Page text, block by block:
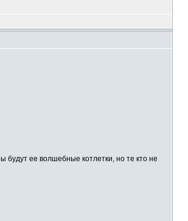
будут ее волшебные котлетки, но те кто не